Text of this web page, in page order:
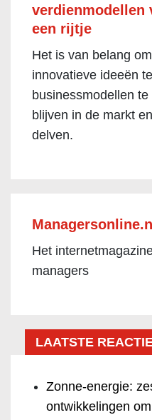
verdienmodellen
een rijtje
Het is van belang
innovatieve ideeën
businessmodellen
blijven in de markt
delven.
Managersonline.nl
Het
managers
LAATSTE
Zonne-energie:
ontwikkelingen